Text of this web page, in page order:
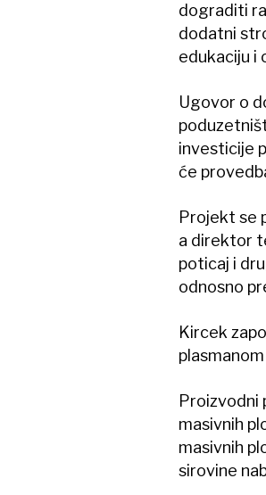
dograditi
dodatni
edukaciju i
Ugovor o
investicije
će
Projekt se
a direktor
poticaj i
odnosno
Kircek
Proizvodni
masivnih
masivnih
sirovine